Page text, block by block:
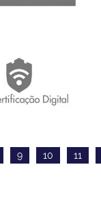
9 10 11